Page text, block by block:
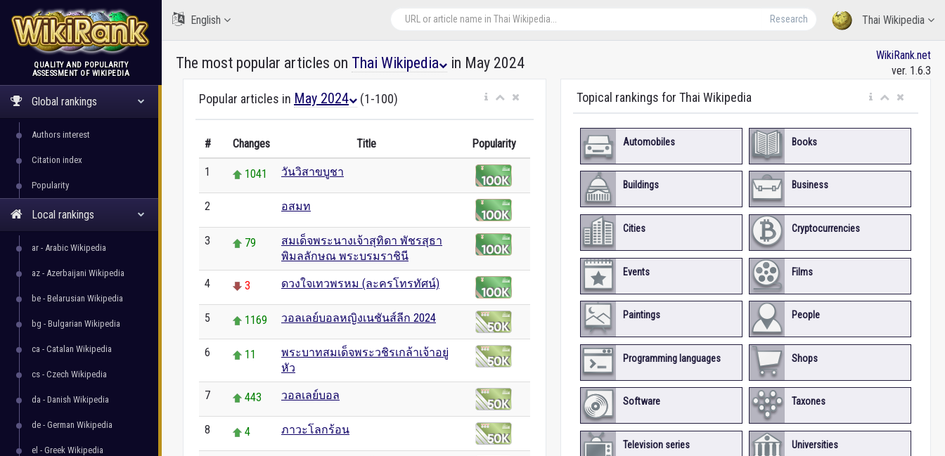
WikiRank
QUALITY AND POPULARITY
ASSESSMENT OF WIKIPEDIA
Global rankings
Authors interest
Citation index
Popularity
Local rankings
ar - Arabic Wikipedia
az - Azerbaijani Wikipedia
be - Belarusian Wikipedia
bg - Bulgarian Wikipedia
ca - Catalan Wikipedia
cs - Czech Wikipedia
da - Danish Wikipedia
de - German Wikipedia
el - Greek Wikipedia
Thai Wikipedia
Research
English
The most popular articles on Thai Wikipedia in May 2024
WikiRank.net
ver. 1.6.3
Popular articles in May 2024 (1-100)
# Changes Title Popularity
1 1041 วันวิสาขบูชา
2 อสมท
3 79
สมเด็จพระนางเจ้าสุทิดา พัชรสุธา
พิมลลักษณ พระบรมราชินี
4 3 ดวงใจเทวพรหม (ละครโทรทัศน์)
5 1169 วอลเลย์บอลหญิงเนชันส์ลีก 2024
6 11
พระบาทสมเด็จพระวชิรเกล้าเจ้าอยู่
หัว
7 443 วอลเลย์บอล
8 4 ภาวะโลกร้อน
Topical rankings for Thai Wikipedia
Automobiles Books
Buildings Business
Cities Cryptocurrencies
Events Films
Paintings People
Programming languages Shops
Software Taxones
Television series Universities